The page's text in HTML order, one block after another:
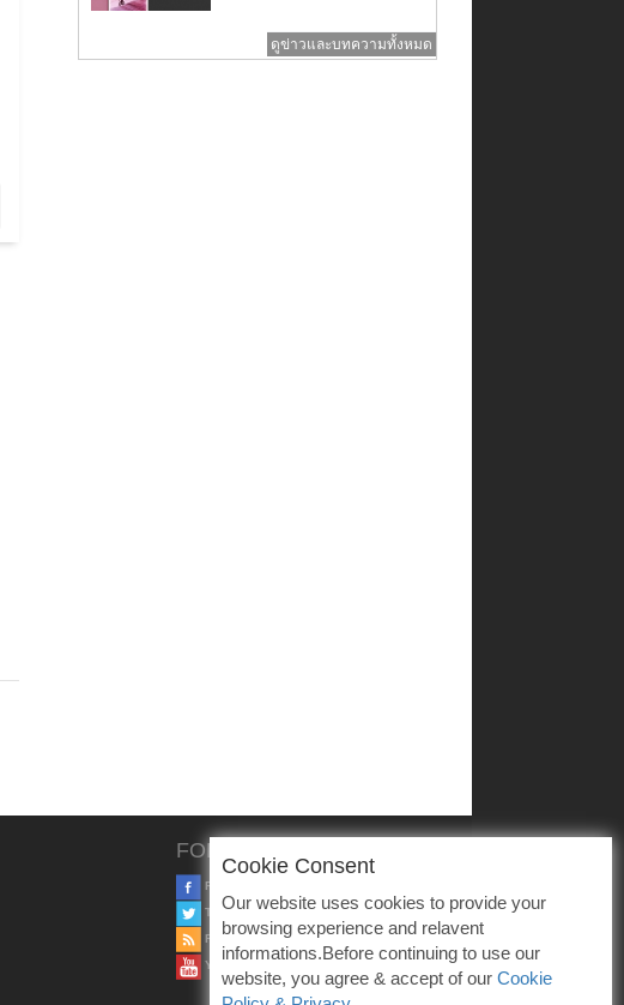
ดูข่าวและบทความทั้งหมด
FOLLOW US
FACEBOOK
TWITTER
RSS
YOUTUBE
Cookie Consent
Our website uses cookies to provide your
browsing experience and relavent
informations.Before continuing to use our
website, you agree & accept of our Cookie